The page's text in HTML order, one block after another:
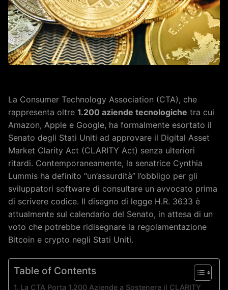
La Consumer Technology Association (CTA), che
rappresenta oltre 1.200 aziende tecnologiche tra cui
Amazon, Apple e Google, ha formalmente esortato il
Senato degli Stati Uniti ad approvare il Digital Asset
Market Clarity Act (CLARITY Act) senza ulteriori
ritardi. Contemporaneamente, la senatrice Cynthia
Lummis ha definito “un’assurdità” l’obbligo per gli
sviluppatori software di consultare un avvocato prima
di scrivere codice. Il disegno di legge H.R. 3633 è
attualmente sul calendario del Senato, in attesa di un
voto che potrebbe ridisegnare la regolamentazione
Bitcoin e crypto negli Stati Uniti.
Table of Contents
La CTA Porta 1.200 Aziende a Sostenere il CLARITY